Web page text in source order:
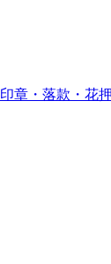
章・落款・花